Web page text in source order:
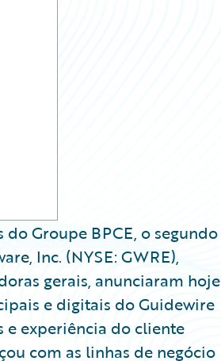
Groupe BPCE, o segundo
Inc. (NYSE: GWRE),
gerais, anunciaram hoje
e digitais do Guidewire
e experiência do cliente
com as linhas de negócio